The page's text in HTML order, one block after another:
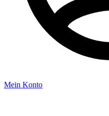
Mein Konto